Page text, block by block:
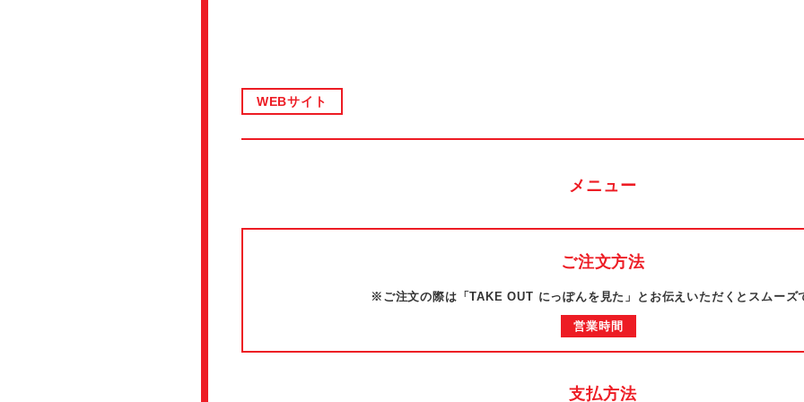
WEBサイト
メニュー
ご注文方法
※ご注文の際は「TAKE OUT にっぽんを見た」とお伝えいただくとスムーズ
営業時間
支払方法